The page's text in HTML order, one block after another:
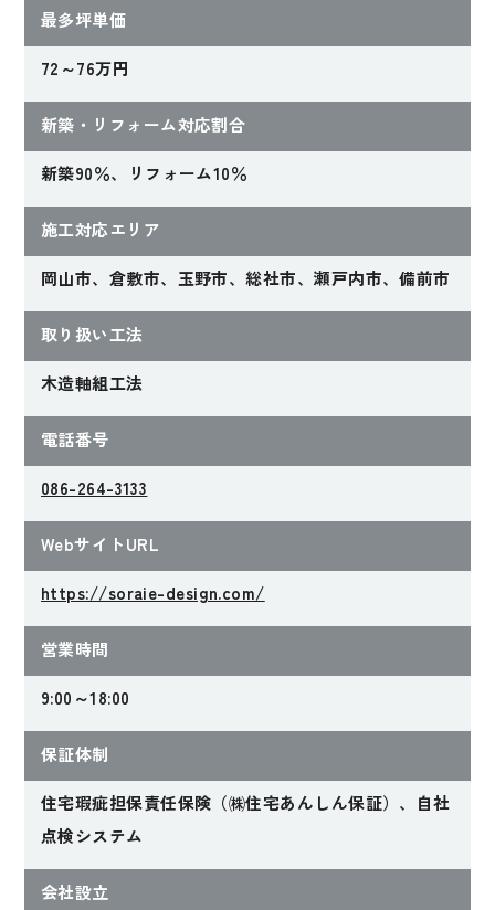
2024年完成
スタイリッシュと快
適が調和するホテル
ライクな住まい
【岡山県倉敷市】
家族の時間が紡がれ
細部の設えと快適動
線を追求した美しい
家
Uさんファミリー
ふたつの光で上質感
最多坪単価
72～76万円
新築・リフォーム対応割合
新築90％、リフォーム10％
施工対応エリア
岡山市、倉敷市、玉野市、総社市、瀬戸内市、備前市
取り扱い工法
木造軸組工法
電話番号
086-264-3133
WebサイトURL
https://soraie-design.com/
営業時間
9:00～18:00
保証体制
住宅瑕疵担保責任保険（㈱住宅あんしん保証）、自社
点検システム
会社設立